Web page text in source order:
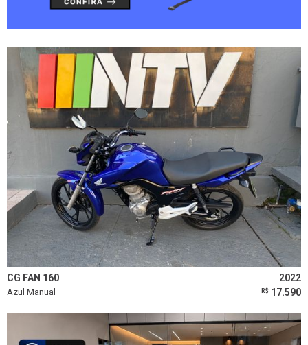
CG FAN 160 2022
Azul Manual R$ 17.590